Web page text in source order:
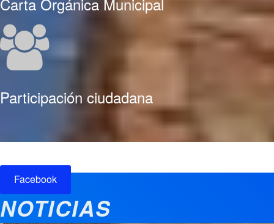
Participación ciudadana
Facebook
NOTICIAS